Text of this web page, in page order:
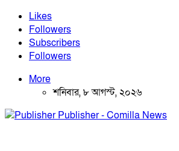
Likes
Followers
Subscribers
Followers
More
শনিবার, ৮ আগস্ট, ২০২৬
Publisher - Comilla News